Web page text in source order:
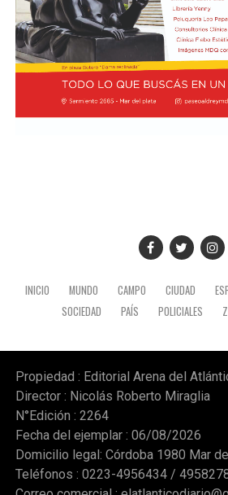
INICIO MUNDO CAMPO CIUDAD
SOCIEDAD
PAÍS POLICIALES
Propiedad : Editorial Arena del
Director : Nicolás Roberto Miraglia
N°Edición : 2264
Fecha del ejemplar : 06/08/2026
Domicilio legal: Córdoba 1980 Mar
Teléfonos : 0223-4956434 /